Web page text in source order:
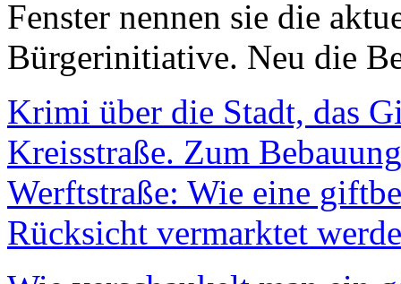
Fenster nennen sie die
Bürgerinitiative. Neu die
Krimi über die Stadt, das
Kreisstraße. Zum
Werftstraße: Wie eine
Rücksicht vermarktet